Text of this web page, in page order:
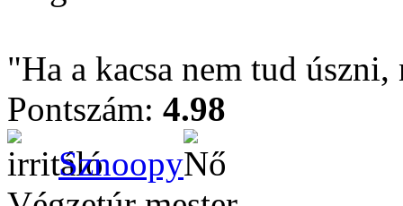
"Ha a kacsa nem tud
Pontszám: 4.98
Sznoopy